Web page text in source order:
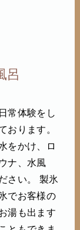
呂
常体験をし
おります。
をかけ、ロ
ナ、水風
さい。 製氷
でお客様の
湯も出ます